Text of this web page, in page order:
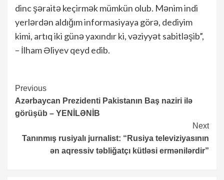
dinc şəraitə keçirmək mümkün olub. Mənim indi
yerlərdən aldığım informasiyaya görə, dediyim
kimi, artıq iki günə yaxındır ki, vəziyyət sabitləşib”,
– İlham Əliyev qeyd edib.
Continue
Reading
Previous
Azərbaycan Prezidenti Pakistanın Baş naziri ilə
görüşüb – YENİLƏNİB
Next
Tanınmış rusiyalı jurnalist: “Rusiya televiziyasının
ən aqressiv təbliğatçı kütləsi ermənilərdir”